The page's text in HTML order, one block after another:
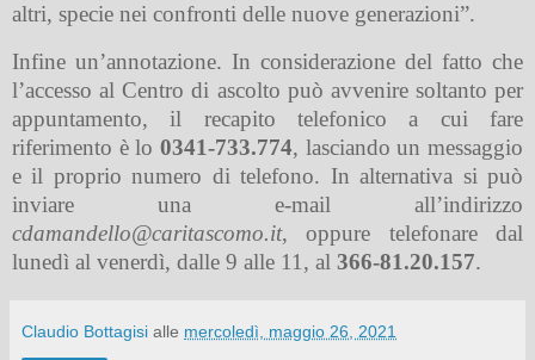
altri, specie nei confronti delle nuove generazioni”.
Infine un’annotazione. In considerazione del fatto che
l’accesso al Centro di ascolto può avvenire soltanto per
appuntamento, il recapito telefonico a cui fare
riferimento è lo 0341-733.774, lasciando un messaggio
e il proprio numero di telefono. In alternativa si può
inviare una e-mail all’indirizzo
cdamandello@caritascomo.it, oppure telefonare dal
lunedì al venerdì, dalle 9 alle 11, al 366-81.20.157.
Claudio Bottagisi alle mercoledì, maggio 26, 2021